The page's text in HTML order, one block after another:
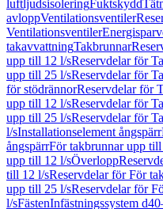
luftljudsisoleringFuktskydd
avloppVentilationsventiler
Ventilationsventiler
takavvattningTakbrunnar
upp till 12 l/sReservdelar för
upp till 25 l/sReservdelar för
för stödrännorReservdelar för
upp till 12 l/sReservdelar för
upp till 25 l/sReservdelar för
l/sInstallationselement ångspärr
ångspärrFör takbrunnar upp
upp till 12 l/sÖverlopp
till 12 l/sReservdelar för För
upp till 25 l/sReservdelar för
l/sFästenInfästningssystem